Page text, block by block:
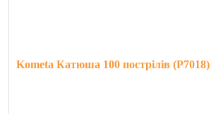
Kometa Катюша 100 пострілів (Р7018)